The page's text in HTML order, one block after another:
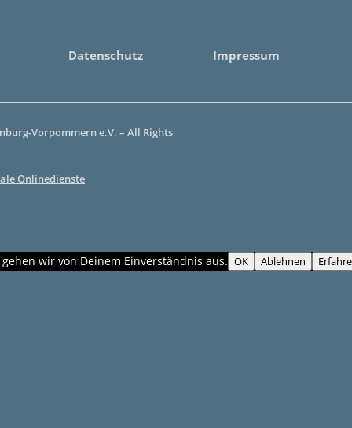
Datenschutz Impressum
Vorpommern e.V. – All Rights
Onlinedienste
wir von Deinem Einverständnis aus. OK Ablehnen